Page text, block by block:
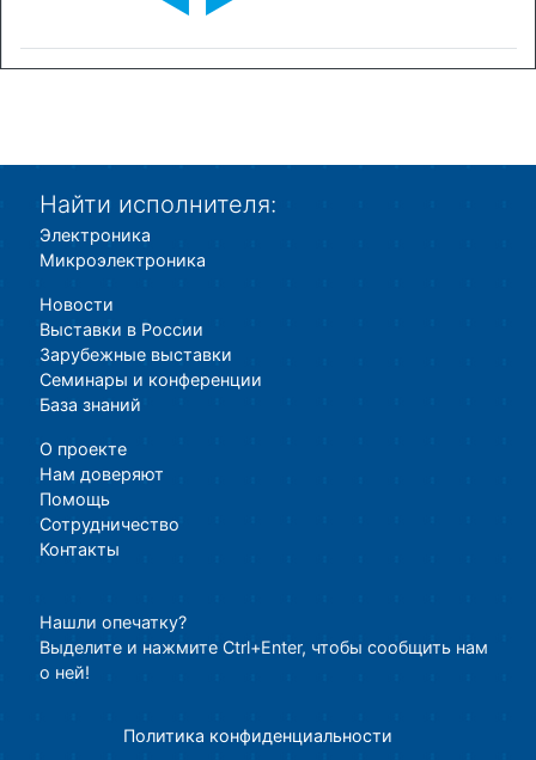
Найти исполнителя:
Электроника
Микроэлектроника
Новости
Выставки в России
Зарубежные выставки
Семинары и конференции
База знаний
О проекте
Нам доверяют
Помощь
Сотрудничество
Контакты
Нашли опечатку?
Выделите и нажмите Ctrl+Enter, чтобы сообщить нам
о ней!
Политика конфиденциальности